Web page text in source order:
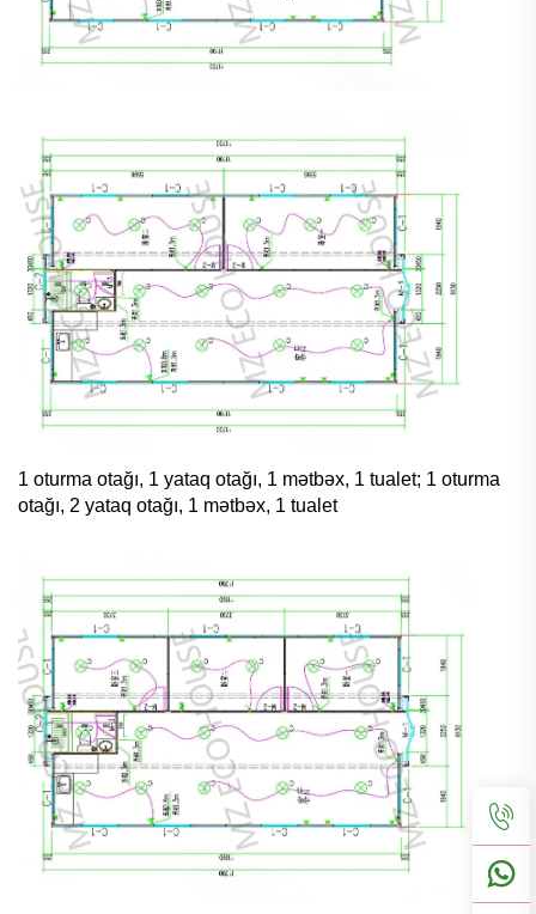
1 oturma otağı, 1 yataq otağı, 1 mətbəx, 1 tualet; 1 oturma
otağı, 2 yataq otağı, 1 mətbəx, 1 tualet